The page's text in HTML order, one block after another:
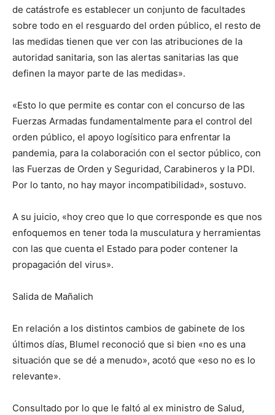
de catástrofe es establecer un conjunto de facultades
sobre todo en el resguardo del orden público, el resto de
las medidas tienen que ver con las atribuciones de la
autoridad sanitaria, son las alertas sanitarias las que
definen la mayor parte de las medidas».
«Esto lo que permite es contar con el concurso de las
Fuerzas Armadas fundamentalmente para el control del
orden público, el apoyo logísitico para enfrentar la
pandemia, para la colaboración con el sector público, con
las Fuerzas de Orden y Seguridad, Carabineros y la PDI.
Por lo tanto, no hay mayor incompatibilidad», sostuvo.
A su juicio, «hoy creo que lo que corresponde es que nos
enfoquemos en tener toda la musculatura y herramientas
con las que cuenta el Estado para poder contener la
propagación del virus».
Salida de Mañalich
En relación a los distintos cambios de gabinete de los
últimos días, Blumel reconoció que si bien «no es una
situación que se dé a menudo», acotó que «eso no es lo
relevante».
Consultado por lo que le faltó al ex ministro de Salud,